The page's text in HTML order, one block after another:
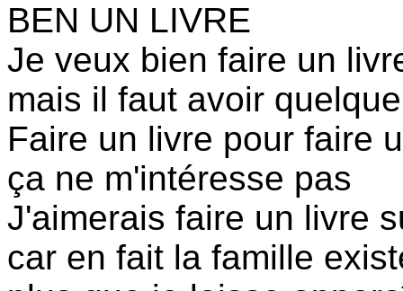
BEN UN LIVRE
Je veux bien faire un
mais il faut avoir
Faire un livre pour faire
ça ne m'intéresse pas
J'aimerais faire un livre
car en fait la famille